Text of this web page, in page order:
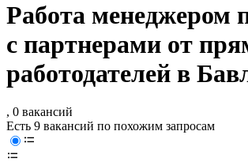
Работа менеджером
с партнерами от
работодателей в
, 0 вакансий
Есть 9 вакансий по похожим запросам